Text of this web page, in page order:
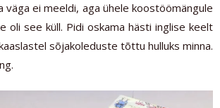
väga ei meeldi, aga ühele koostöömängule
oli see küll. Pidi oskama hästi inglise keelt
sõjakoleduste tõttu hulluks minna.